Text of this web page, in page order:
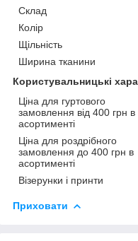
Склад
Колір
Щільність
Ширина тканини
Користувальницькі
Ціна для гуртового
замовлення від 400 грн в
асортименті
Ціна для роздрібного
замовлення до 400 грн в
асортименті
Візерунки і принти
Приховати